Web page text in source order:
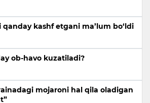
qanday kashf etgani ma’lum bo‘ldi
ob-havo kuzatiladi?
mojaroni hal qila oladigan